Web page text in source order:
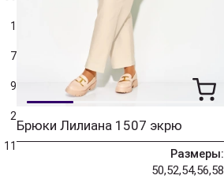
1
7
9
2
11
Брюки Лилиана 1507 экрю
Размеры:
50,52,54,56,58